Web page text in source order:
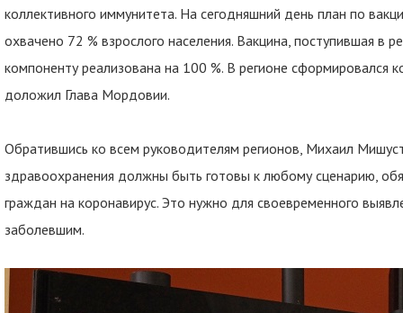
коллективного иммунитета. На сегодняшний день план по
охвачено 72 % взрослого населения. Вакцина, поступившая в
компоненту реализована на 100 %. В регионе сформировался
доложил Глава Мордовии.
Обратившись ко всем руководителям регионов, Михаил
здравоохранения должны быть готовы к любому сценарию,
граждан на коронавирус. Это нужно для своевременного
заболевшим.